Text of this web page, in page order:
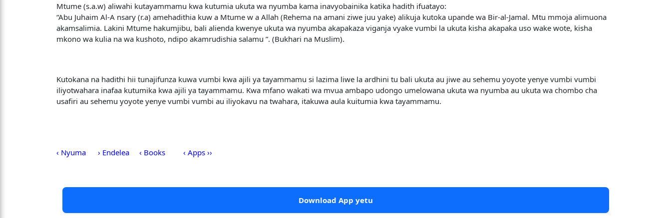
Mtume (s.a.w) aliwahi kutayammamu kwa kutumia ukuta wa nyumba kama inavyobainika katika hadith ifuatayo:
“Abu Juhaim Al-A nsary (r.a) amehadithia kuw a Mtume w a Allah (Rehema na amani ziwe juu yake) alikuja kutoka upande wa Bir-al-Jamal. Mtu mmoja alimuona
akamsalimia. Lakini Mtume hakumjibu, bali alienda kwenye ukuta wa nyumba akapakaza viganja vyake vumbi la ukuta kisha akapaka uso wake wote, kisha
mkono wa kulia na wa kushoto, ndipo akamrudishia salamu ”. (Bukhari na Muslim).
Kutokana na hadithi hii tunajifunza kuwa vumbi kwa ajili ya tayammamu si lazima liwe la ardhini tu bali ukuta au jiwe au sehemu yoyote yenye vumbi vumbi
iliyotwahara inafaa kutumika kwa ajili ya tayammamu. Kwa mfano wakati wa mvua ambapo udongo umelowana ukuta wa nyumba au ukuta wa chombo cha
usafiri au sehemu yoyote yenye vumbi vumbi au iliyokavu na twahara, itakuwa aula kuitumia kwa tayammamu.
‹ Nyuma › Endelea ‹ Books ‹ Apps ››
Download App yetu